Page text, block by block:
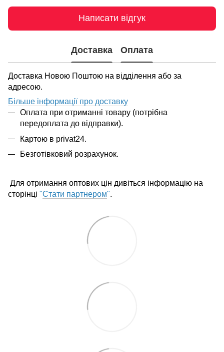
Написати відгук
Доставка Оплата
Доставка Новою Поштою на відділення або за
адресою.
Більше інформації про доставку
Оплата при отриманні товару (потрібна
передоплата до відправки).
Картою в privat24.
Безготівковий розрахунок.
Для отримання оптових цін дивіться інформацію на
сторінці "Стати партнером".